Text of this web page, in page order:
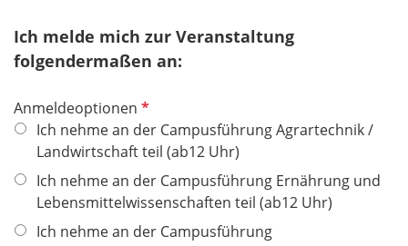
c
h
e
l
d
Ich melde mich zur Veranstaltung
folgendermaßen an:
Anmeldeoptionen P
f
l
i
c
t
Ich nehme an der Campusführung Agrartechnik /
Landwirtschaft teil (ab12 Uhr)
Ich nehme an der Campusführung Ernährung und
Lebensmittelwissenschaften teil (ab12 Uhr)
Ich nehme an der Campusführung